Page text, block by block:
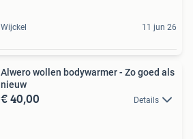
Wijckel 11 jun 26
Alwero wollen bodywarmer - Zo goed als
nieuw
€ 40,00 Details